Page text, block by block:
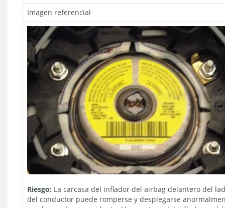
Imagen referencial
Riesgo: La carcasa del inflador del airbag delantero del
del conductor puede romperse y desplegarse